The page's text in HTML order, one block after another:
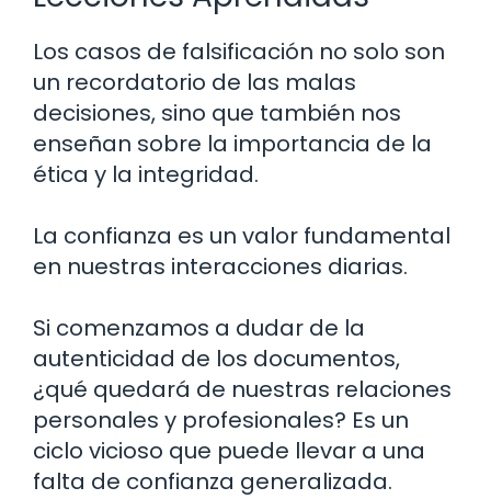
Los casos de falsificación no solo son
un recordatorio de las malas
decisiones, sino que también nos
enseñan sobre la importancia de la
ética y la integridad.
La confianza es un valor fundamental
en nuestras interacciones diarias.
Si comenzamos a dudar de la
autenticidad de los documentos,
¿qué quedará de nuestras relaciones
personales y profesionales? Es un
ciclo vicioso que puede llevar a una
falta de confianza generalizada.